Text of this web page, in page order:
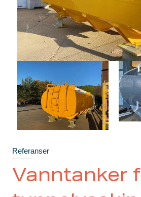
Referanser
Vanntanker